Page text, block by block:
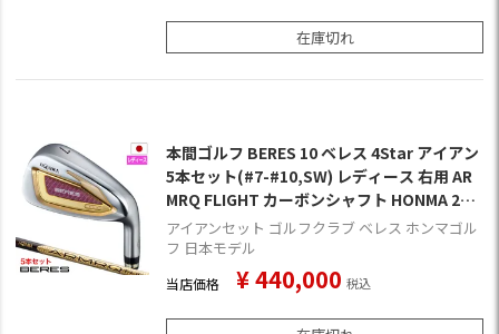
在庫切れ
本間ゴルフ BERES 10 ベレス 4Star アイアン
5本セット(#7-#10,SW) レディース 右用 AR
MRQ FLIGHT カーボンシャフト HONMA 202
6年モデル 日本正規品 ゴルフクラブ
アイアンセット ゴルフクラブ ベレス ホンマゴル
フ 日本モデル
当店価格 ¥440,000 税込